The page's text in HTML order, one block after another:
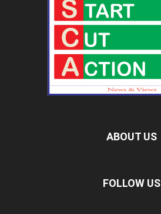
ABOUT US
FOLLOW US